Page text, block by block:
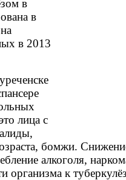
в
в
в 2013
лица с
бомжи.
алкоголя,
организма к